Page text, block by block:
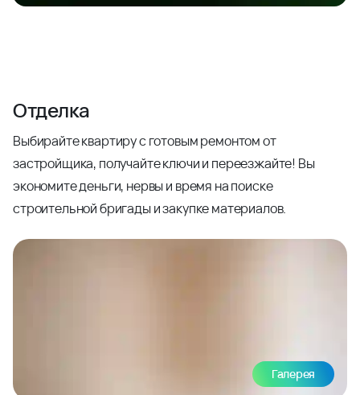
Отделка
Выбирайте квартиру с готовым ремонтом от
застройщика, получайте ключи и переезжайте! Вы
экономите деньги, нервы и время на поиске
строительной бригады и закупке материалов.
Галерея